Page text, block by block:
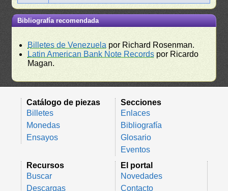
Bibliografía recomendada
Billetes de Venezuela por Richard Rosenman.
Latin American Bank Note Records por Ricardo
Magan.
Catálogo de piezas
Billetes
Monedas
Ensayos
Secciones
Enlaces
Bibliografía
Glosario
Eventos
Recursos
Buscar
Descargas
El portal
Novedades
Contacto